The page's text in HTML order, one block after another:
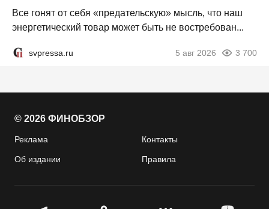
Все гонят от себя «предательскую» мысль, что наш
энергетический товар может быть не востребован...
svpressa.ru 5 авг 2026 3 700
© 2026 ФИНОБЗОР
Реклама Контакты
Об издании Правила